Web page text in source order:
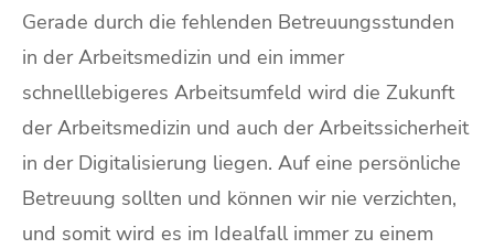
Gerade durch die fehlenden Betreuungsstunden
in der Arbeitsmedizin und ein immer
schnelllebigeres Arbeitsumfeld wird die Zukunft
der Arbeitsmedizin und auch der Arbeitssicherheit
in der Digitalisierung liegen. Auf eine persönliche
Betreuung sollten und können wir nie verzichten,
und somit wird es im Idealfall immer zu einem